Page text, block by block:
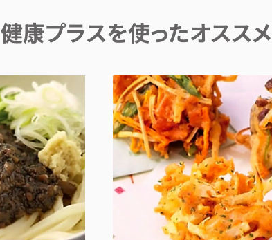
健康プラスを使ったオスス